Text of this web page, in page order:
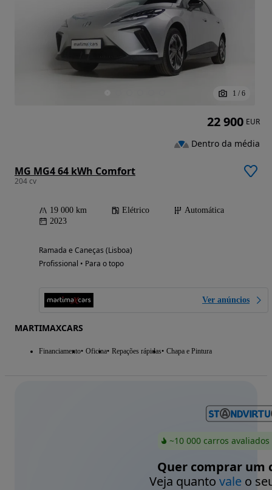
1 / 6
MG MG4 64 kWh Comfort
204 cv
19 000 km Elétrico
Automática
2023
Ramada e Caneças (Lisboa)
Profissional • Para o topo
Ver anúncios
MARTIMAXCARS
Financiamento Oficina Repações rápidas Chapa e Pintura
22 900 EUR
Dentro da média
~10 000 carros
Quer comprar um
Veja quanto valeo